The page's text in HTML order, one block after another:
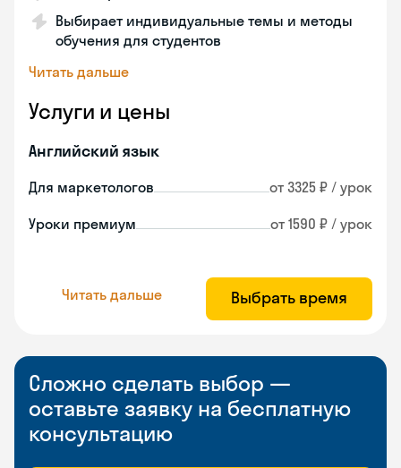
Выбирает индивидуальные темы и методы
обучения для студентов
Читать дальше
Услуги и цены
Английский язык
Для маркетологов от 3325 ₽ / урок
Уроки премиум от 1590 ₽ / урок
Читать дальше Выбрать время
Сложно сделать выбор —
оставьте заявку на бесплатную
консультацию